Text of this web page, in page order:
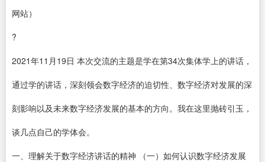
网站）
?
2021年11月19日 本次交流的主题是学在第34次集体学上的讲话，
通过学的讲话，深刻领会数字经济的迫切性、数字经济对发展的深
刻影响以及未来数字经济发展的基本的方向。我在这里抛砖引玉，
谈几点自己的学体会。
一、理解关于数字经济讲话的精神 （一）如何认识数字经济发展